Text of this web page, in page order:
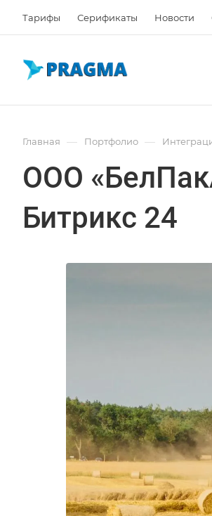
Тарифы Серификаты Новости
Главная — Портфолио —
ООО
Битрикс 24